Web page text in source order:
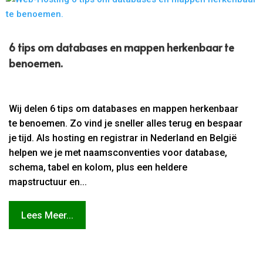
6 tips om databases en mappen herkenbaar te
benoemen.
Wij delen 6 tips om databases en mappen herkenbaar
te benoemen. Zo vind je sneller alles terug en bespaar
je tijd. Als hosting en registrar in Nederland en België
helpen we je met naamsconventies voor database,
schema, tabel en kolom, plus een heldere
mapstructuur en...
Lees Meer...